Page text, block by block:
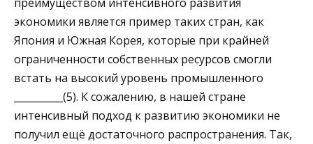
экономики является пример таких стран, как
Япония и Южная Корея, которые при крайней
ограничен­ности собственных ресурсов смогли
встать на высокий уровень промышленного
__________(5). К сожалению, в нашей стране
интенсивный подход к разви­тию экономики не
получил ещё достаточного распростране­ния. Так,